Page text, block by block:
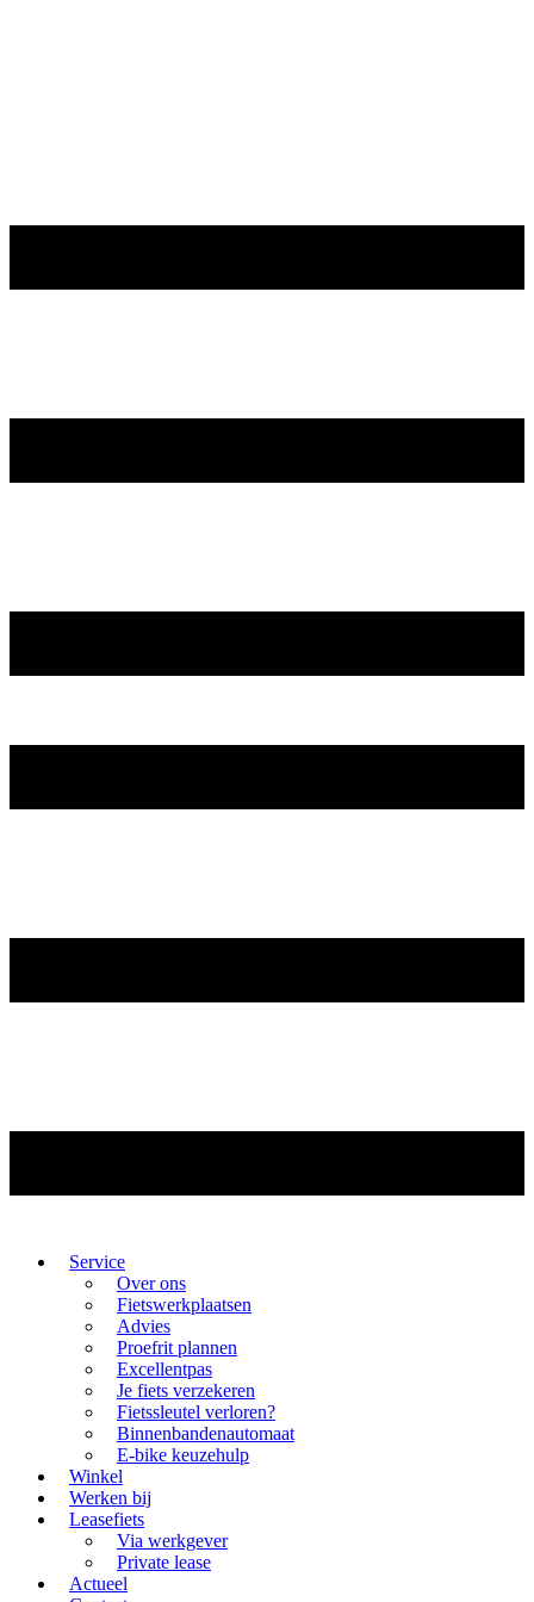
Service
Over ons
Fietswerkplaatsen
Advies
Proefrit plannen
Excellentpas
Je fiets verzekeren
Fietssleutel verloren?
Binnenbandenautomaat
E-bike keuzehulp
Winkel
Werken bij
Leasefiets
Via werkgever
Private lease
Actueel